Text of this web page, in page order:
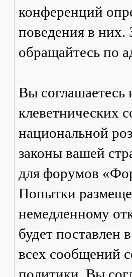
конференций
поведения в
обращайтесь по
Вы
клеветнических
национальной
законы вашей
для форумов
Попытки
немедленному
будет поставлен
всех сообщений